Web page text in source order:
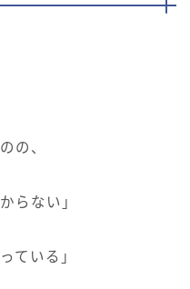
の、
らない」
ている」